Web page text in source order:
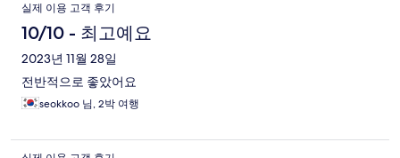
실제 이용 고객 후기
10/10 - 최고예요
2023년 11월 28일
전반적으로 좋았어요
seokkoo 님, 2박 여행